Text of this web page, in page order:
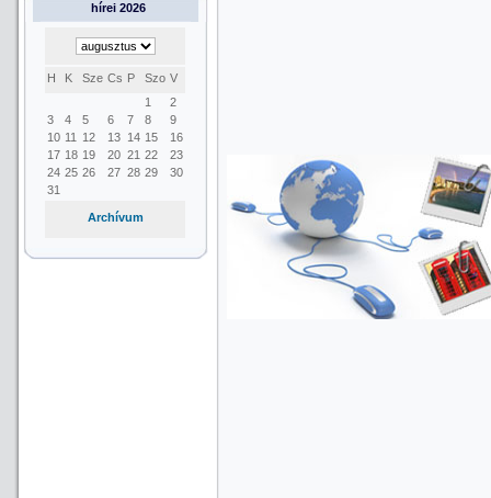
hírei 2026
H K Sze Cs P Szo V
1
2
3
4 5 6 7 8
9
10 11 12 13 14 15
16
17 18 19 20 21 22
23
24 25 26 27 28 29
30
31
Archívum